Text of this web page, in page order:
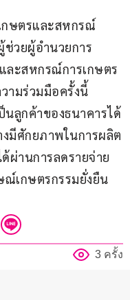
กษตรและสหกรณ์
ช่วยผู้อำนวยการ
ละสหกรณ์การเกษตร
ามร่วมมือครั้งนี้
ลูกค้าของธนาคารได้
มีศักยภาพในการผลิต
ผ่านการลดรายจ่าย
ณ์เกษตรกรรมยั่งยืน
3 ครั้ง